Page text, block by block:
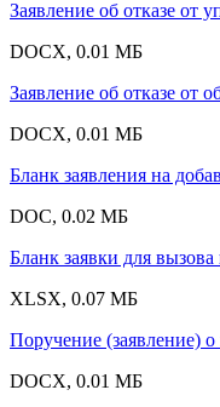
Заявление об отказе от
DOCX, 0.01 МБ
Заявление об отказе от
DOCX, 0.01 МБ
Бланк заявления на
DOC, 0.02 МБ
Бланк заявки для вызова
XLSX, 0.07 МБ
Поручение (заявление) о
DOCX, 0.01 МБ